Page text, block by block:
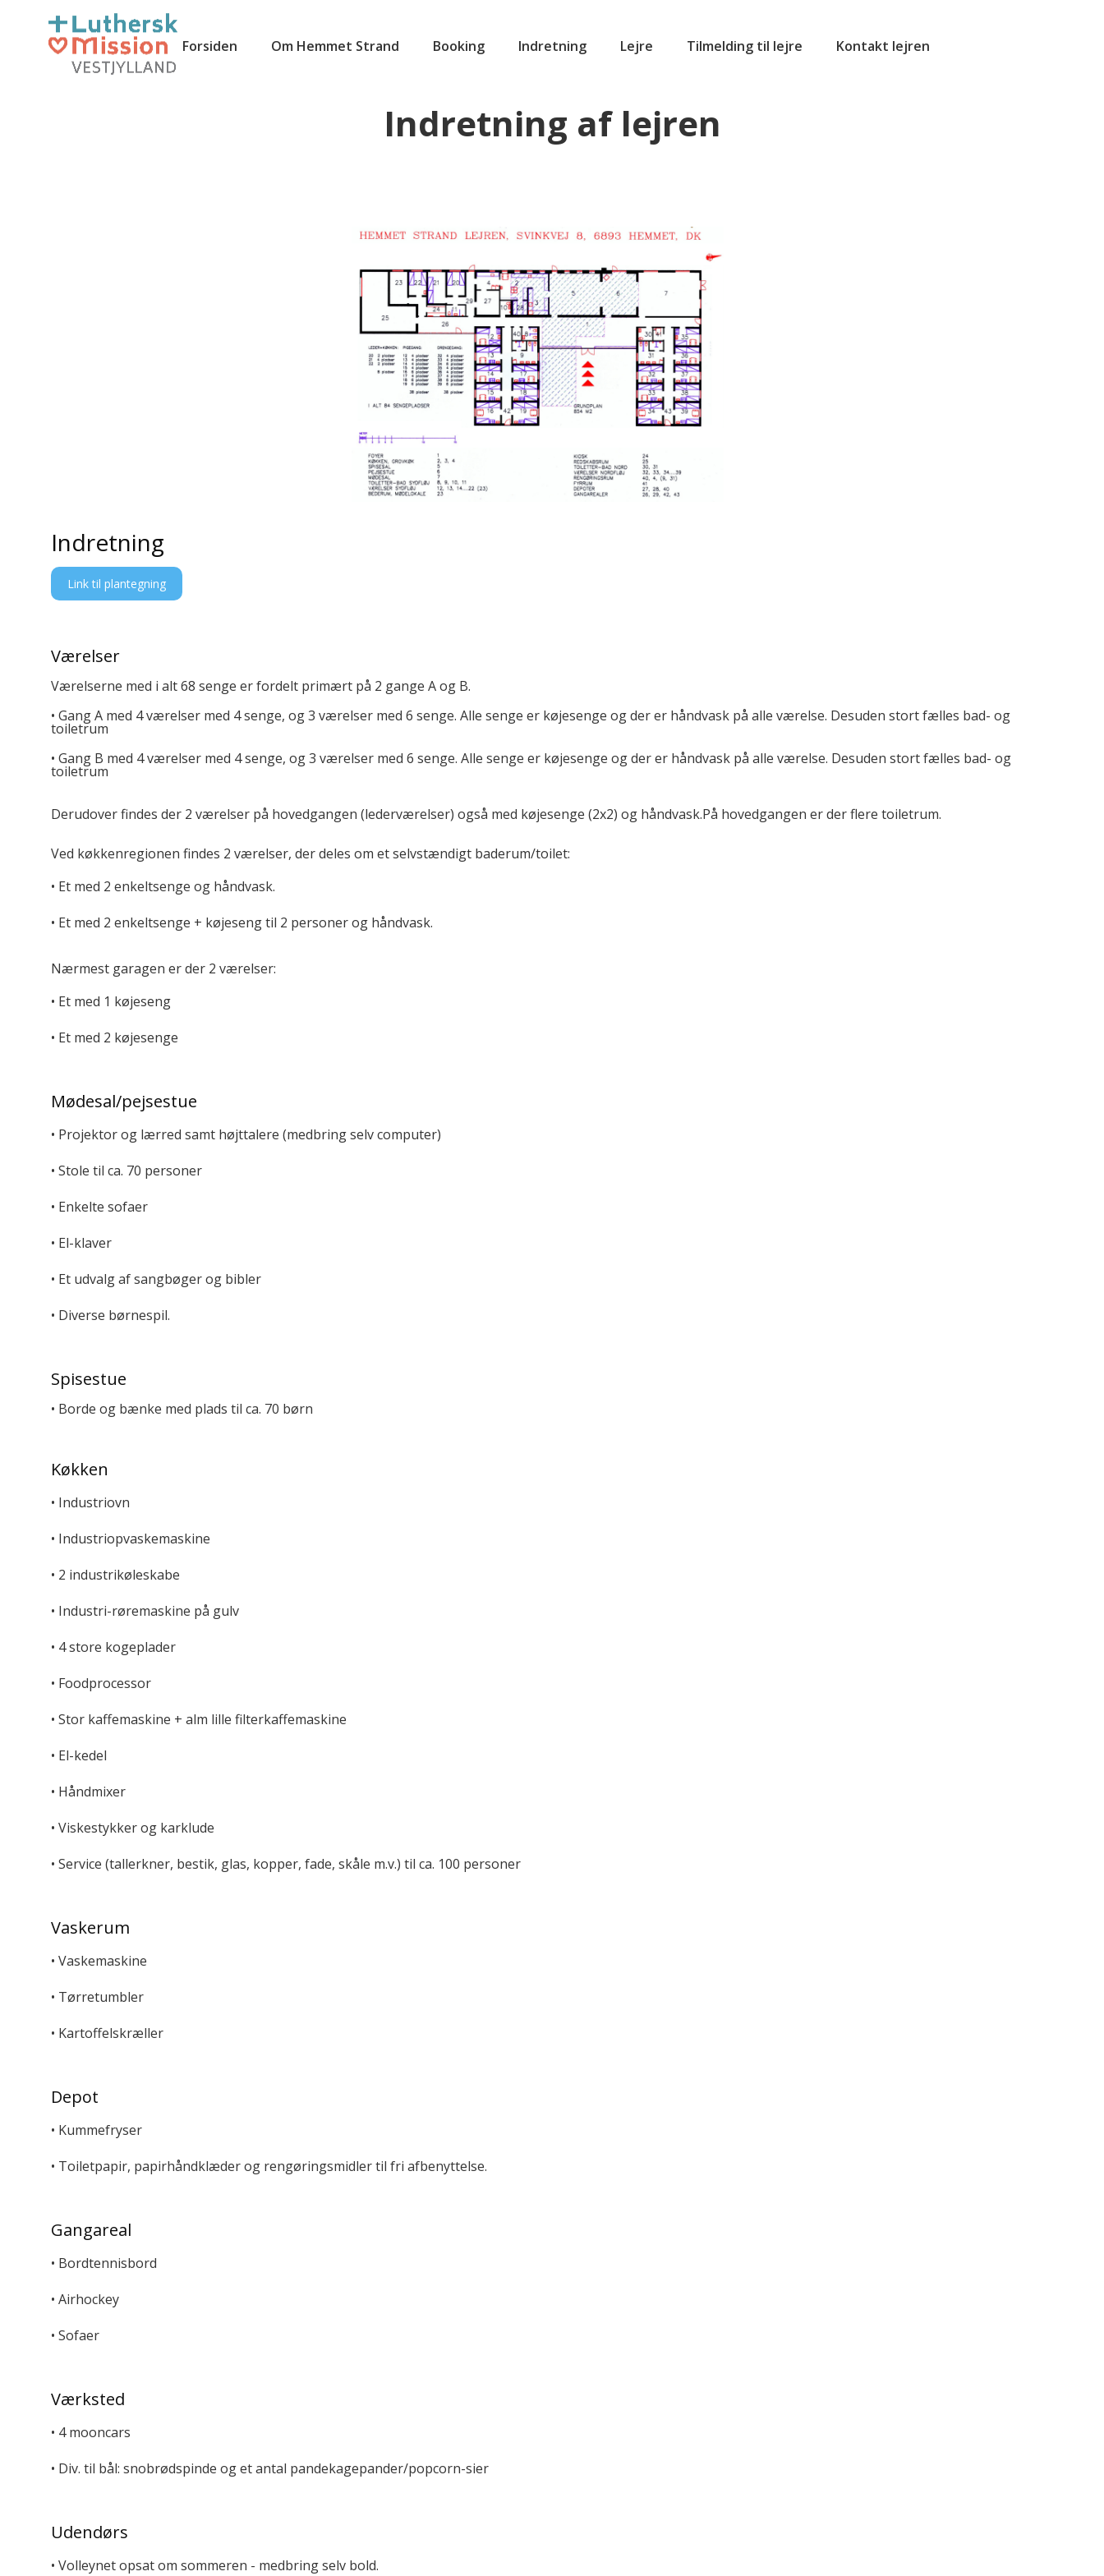
Forsiden Om Hemmet Strand Booking Indretning Lejre Tilmelding til lejre Kontakt lejren
Indretning af lejren
Indretning
Link til plantegning
Værelser
Værelserne med i alt 68 senge er fordelt primært på 2 gange A og B.
• Gang A med 4 værelser med 4 senge, og 3 værelser med 6 senge. Alle senge er køjesenge og der er håndvask på alle værelse. Desuden stort fælles bad- og
toiletrum
• Gang B med 4 værelser med 4 senge, og 3 værelser med 6 senge. Alle senge er køjesenge og der er håndvask på alle værelse. Desuden stort fælles bad- og
toiletrum
Derudover findes der 2 værelser på hovedgangen (lederværelser) også med køjesenge (2x2) og håndvask.På hovedgangen er der flere toiletrum.
Ved køkkenregionen findes 2 værelser, der deles om et selvstændigt baderum/toilet:
• Et med 2 enkeltsenge og håndvask.
• Et med 2 enkeltsenge + køjeseng til 2 personer og håndvask.
Nærmest garagen er der 2 værelser:
• Et med 1 køjeseng
• Et med 2 køjesenge
Mødesal/pejsestue
• Projektor og lærred samt højttalere (medbring selv computer)
• Stole til ca. 70 personer
• Enkelte sofaer
• El-klaver
• Et udvalg af sangbøger og bibler
• Diverse børnespil.
Spisestue
• Borde og bænke med plads til ca. 70 børn
Køkken
• Industriovn
• Industriopvaskemaskine
• 2 industrikøleskabe
• Industri-røremaskine på gulv
• 4 store kogeplader
• Foodprocessor
• Stor kaffemaskine + alm lille filterkaffemaskine
• El-kedel
• Håndmixer
• Viskestykker og karklude
• Service (tallerkner, bestik, glas, kopper, fade, skåle m.v.) til ca. 100 personer
Vaskerum
• Vaskemaskine
• Tørretumbler
• Kartoffelskræller
Depot
• Kummefryser
• Toiletpapir, papirhåndklæder og rengøringsmidler til fri afbenyttelse.
Gangareal
• Bordtennisbord
• Airhockey
• Sofaer
Værksted
• 4 mooncars
• Div. til bål: snobrødspinde og et antal pandekagepander/popcorn-sier
Udendørs
• Volleynet opsat om sommeren - medbring selv bold.